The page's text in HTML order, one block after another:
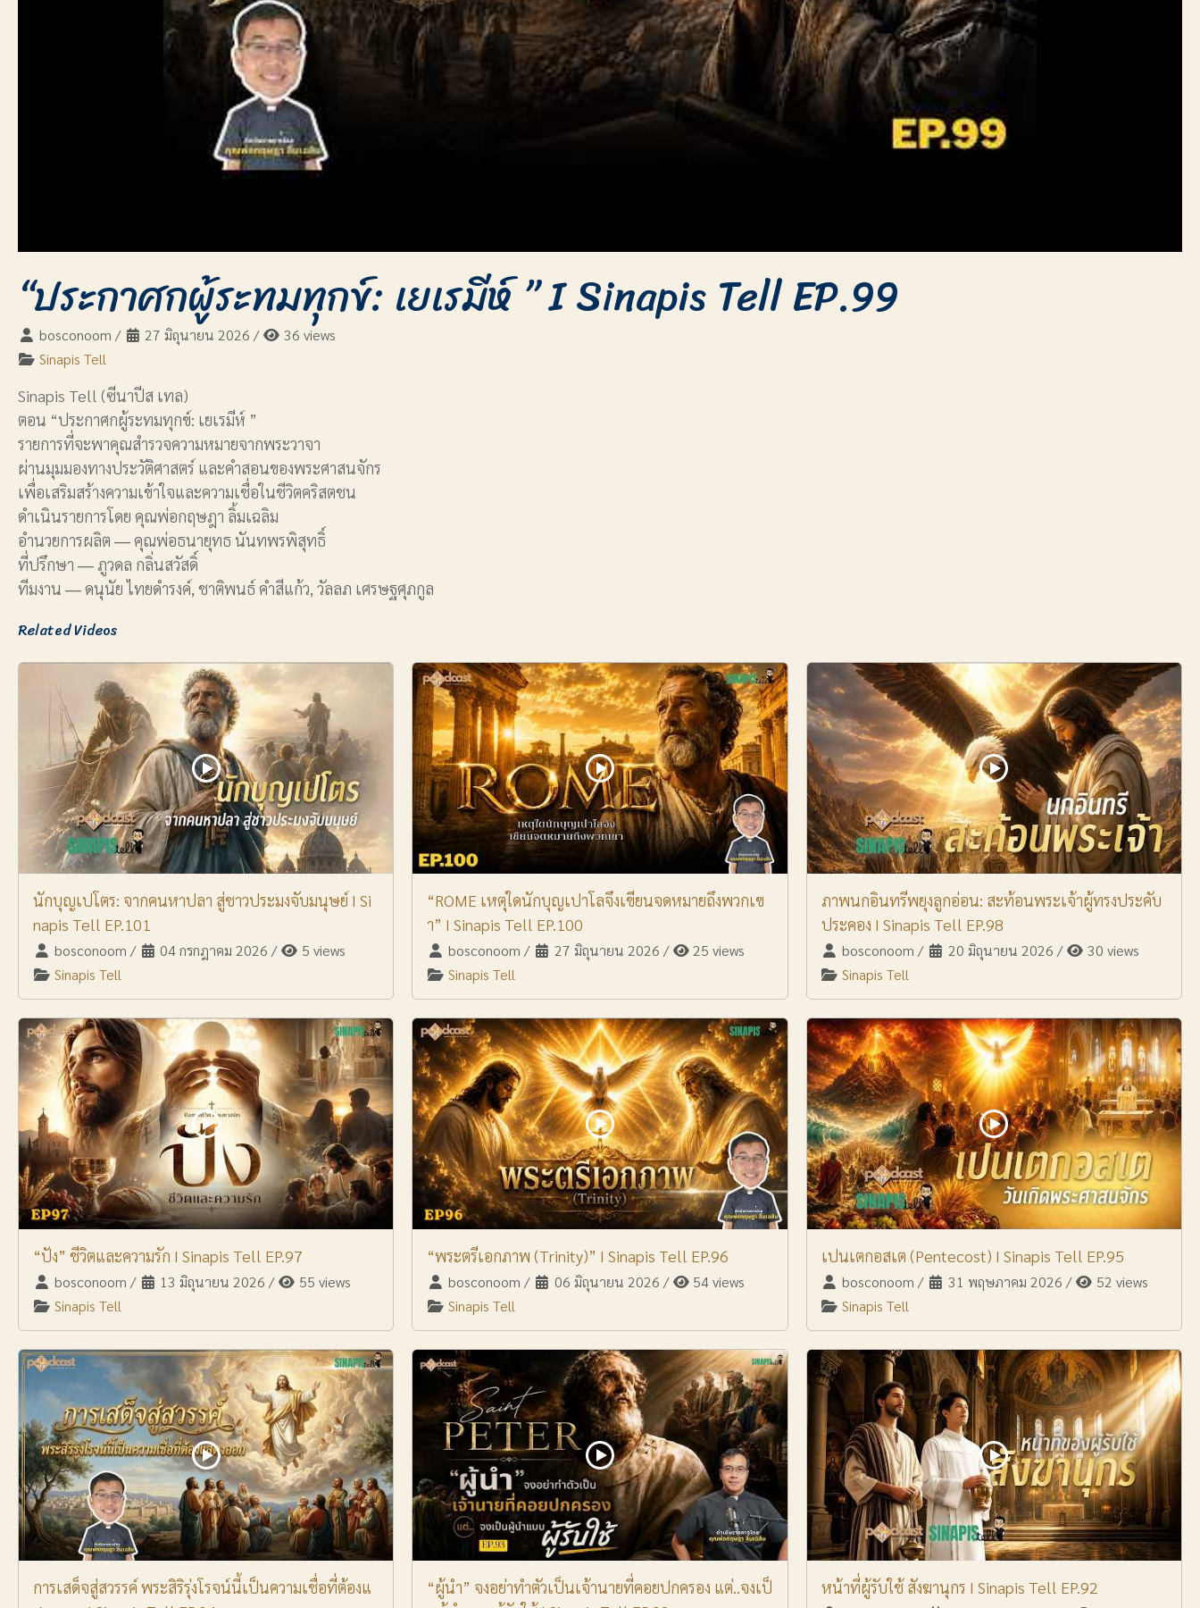
“ประกาศกผู้ระทมทุกข์: เยเรมีห์ ” I Sinapis Tell EP.99
bosconoom / 27 มิถุนายน 2026 /
36 views
Sinapis Tell
Sinapis Tell (ซีนาปีส เทล)
ตอน “ประกาศกผู้ระทมทุกข์: เยเรมีห์ ”
รายการที่จะพาคุณสำรวจความหมายจากพระวาจา
ผ่านมุมมองทางประวัติศาสตร์ และคำสอนของพระศาสนจักร
เพื่อเสริมสร้างความเข้าใจและความเชื่อในชีวิตคริสตชน
ดำเนินรายการโดย คุณพ่อกฤษฎา ลิ้มเฉลิม
อำนวยการผลิต ― คุณพ่อธนายุทธ นันทพรพิสุทธิ์
ที่ปรึกษา ― ภูวดล กลิ่นสวัสดิ์
ทีมงาน ― ดนุนัย ไทยดำรงค์, ชาติพนธ์ คำสีแก้ว, วัลลภ เศรษฐศุภกูล
Related Videos
นักบุญเปโตร: จากคนหาปลา สู่ชาวประมงจับมนุษย์ I Si
napis Tell EP.101
bosconoom / 04 กรกฎาคม 2026 /
5 views
Sinapis Tell
“ROME เหตุใดนักบุญเปาโลจึงเขียนจดหมายถึงพวกเข
า” I Sinapis Tell EP.100
bosconoom / 27 มิถุนายน 2026 /
25 views
Sinapis Tell
ภาพนกอินทรีพยุงลูกอ่อน: สะท้อนพระเจ้าผู้ทรงประคับ
ประคอง I Sinapis Tell EP.98
bosconoom / 20 มิถุนายน 2026 /
30 views
Sinapis Tell
“ปัง” ชีวิตและความรัก I Sinapis Tell EP.97
bosconoom / 13 มิถุนายน 2026 /
55 views
Sinapis Tell
“พระตรีเอกภาพ (Trinity)” I Sinapis Tell EP.96
bosconoom / 06 มิถุนายน 2026 /
54 views
Sinapis Tell
เปนเตกอสเต (Pentecost) I Sinapis Tell EP.95
bosconoom / 31 พฤษภาคม 2026 /
52 views
Sinapis Tell
การเสด็จสู่สวรรค์ พระสิริรุ่งโรจน์นี้เป็นความเชื่อที่ต้องแ
“ผู้นำ” จงอย่าทำตัวเป็นเจ้านายที่คอยปกครอง แต่..จงเป็
หน้าที่ผู้รับใช้ สังฆานุกร I Sinapis Tell EP.92